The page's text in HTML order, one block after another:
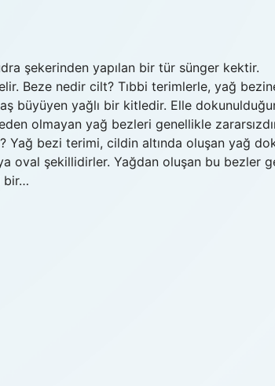
şekerinden yapılan bir tür sünger kektir.
Beze nedir cilt? Tıbbi terimlerle, yağ
büyüyen yağlı bir kitledir. Elle
olmayan yağ bezleri genellikle
Yağ bezi terimi, cildin altında oluşan yağ
oval şekillidirler. Yağdan oluşan bu bezler
bir…